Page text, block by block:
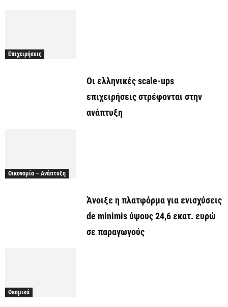
Επιχειρήσεις
Οι ελληνικές scale-ups
επιχειρήσεις στρέφονται στην
ανάπτυξη
Οικονομία – Ανάπτυξη
Άνοιξε η πλατφόρμα για ενισχύσεις
de minimis ύψους 24,6 εκατ. ευρώ
σε παραγωγούς
Θεσμικά